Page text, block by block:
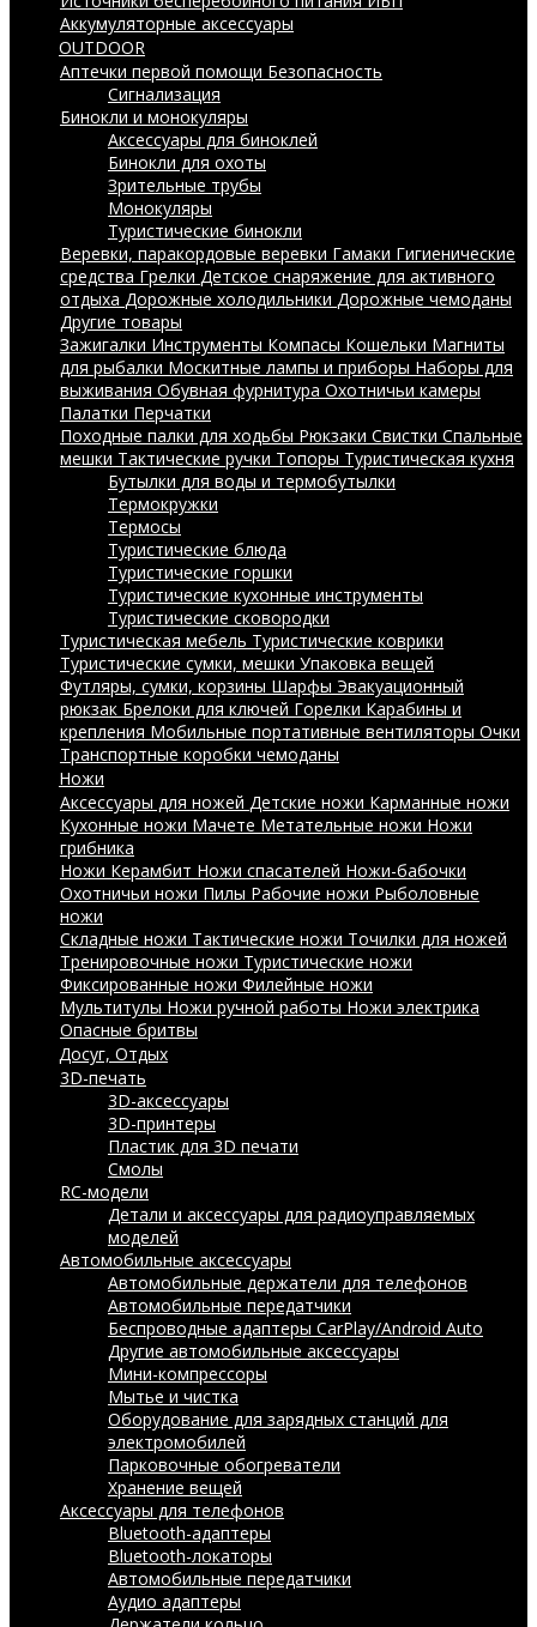
Аккумуляторные аксессуары
OUTDOOR
Аптечки первой помощи Безопасность
Сигнализация
Бинокли и монокуляры
Аксессуары для биноклей
Бинокли для охоты
Зрительные трубы
Монокуляры
Туристические бинокли
Веревки, паракордовые веревки Гамаки Гигиенические
средства Грелки Детское снаряжение для активного
отдыха Дорожные холодильники Дорожные чемоданы
Другие товары
Зажигалки Инструменты Компасы Кошельки Магниты
для рыбалки Москитные лампы и приборы Наборы для
выживания Обувная фурнитура Охотничьи камеры
Палатки Перчатки
Походные палки для ходьбы Рюкзаки Свистки Спальные
мешки Тактические ручки Топоры Туристическая кухня
Бутылки для воды и термобутылки
Термокружки
Термосы
Туристические блюда
Туристические горшки
Туристические кухонные инструменты
Туристические сковородки
Туристическая мебель Туристические коврики
Туристические сумки, мешки Упаковка вещей
Футляры, сумки, корзины Шарфы Эвакуационный
рюкзак Брелоки для ключей Горелки Карабины и
крепления Мобильные портативные вентиляторы Очки
Транспортные коробки чемоданы
Ножи
Аксессуары для ножей Детские ножи Карманные ножи
Кухонные ножи Мачете Метательные ножи Ножи
грибника
Ножи Керамбит Ножи спасателей Ножи-бабочки
Охотничьи ножи Пилы Рабочие ножи Рыболовные
ножи
Складные ножи Тактические ножи Точилки для ножей
Тренировочные ножи Туристические ножи
Фиксированные ножи Филейные ножи
Мультитулы Ножи ручной работы Ножи электрика
Опасные бритвы
Досуг, Отдых
3D-печать
3D-аксессуары
3D-принтеры
Пластик для 3D печати
Смолы
RC-модели
Детали и аксессуары для радиоуправляемых
моделей
Автомобильные аксессуары
Автомобильные держатели для телефонов
Автомобильные передатчики
Беспроводные адаптеры CarPlay/Android Auto
Другие автомобильные аксессуары
Мини-компрессоры
Мытье и чистка
Оборудование для зарядных станций для
электромобилей
Парковочные обогреватели
Хранение вещей
Аксессуары для телефонов
Bluetooth-адаптеры
Bluetooth-локаторы
Автомобильные передатчики
Аудио адаптеры